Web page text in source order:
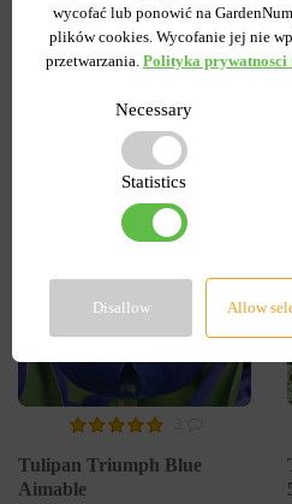
7.58 zł
DO KOSZYKA
Tulipan Triumph Blue
Aimable
wycofać lub ponowić na
plików cookies. Wycofanie jej nie
przetwarzania. Polityka prywatnosci
Necessary
Statistics
Disallow Allow